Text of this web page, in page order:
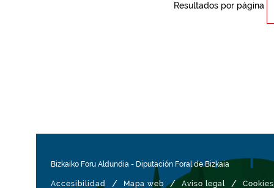
Resultados por página
Bizkaiko Foru Aldundia - Diputación Foral de Bizkaia
Accesibilidad / Mapa web / Aviso legal / Cookies